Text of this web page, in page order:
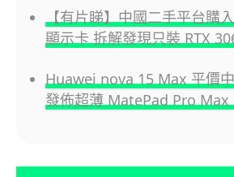
【有片睇】中國二手平台購
顯示卡 拆解發現只裝 RTX
Huawei nova 15 Max 平價
發佈超薄 MatePad Pro Max